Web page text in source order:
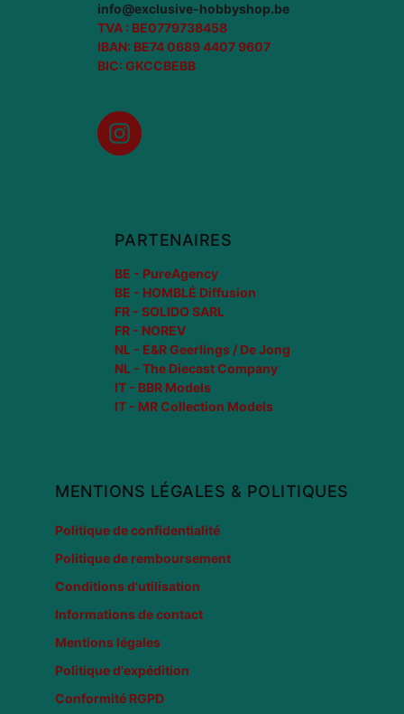
info@exclusive-hobbyshop.be
TVA : BE0779738458
IBAN: BE74 0689 4407 9607
BIC: GKCCBEBB
Instagram
PARTENAIRES
BE - PureAgency
BE - HOMBLÉ Diffusion
FR - SOLIDO SARL
FR - NOREV
NL - E&R Geerlings / De Jong
NL - The Diecast Company
IT - BBR Models
IT - MR Collection Models
MENTIONS LÉGALES & POLITIQUES
Politique de confidentialité
Politique de remboursement
Conditions d'utilisation
Informations de contact
Mentions légales
Politique d'expédition
Conformité RGPD